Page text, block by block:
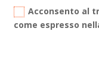
Acconsento al
come espresso